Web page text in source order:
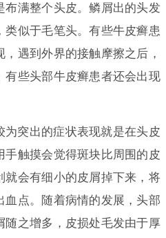
布满整个头皮。鳞屑出的头发
似于毛笔头。有些牛皮癣患
遇到外界的接触摩擦之后，
有些头部牛皮癣患者还会出现
为突出的症状表现就是在头皮
手触摸会觉得斑块比周围的皮
就会有细小的皮屑掉下来，将
血点。随着病情的发展，头部
随之增多，皮损处毛发由于厚